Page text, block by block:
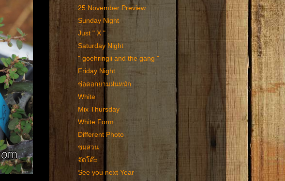
25 November Preview
Sunday Night
Just " X "
Saturday Night
" goehringii and the gang "
Friday Night
ช่อดอกยามฝนหนัก
White
Mix Thursday
White Form
Different Photo
ชมสวน
จัดโต๊ะ
See you next Year